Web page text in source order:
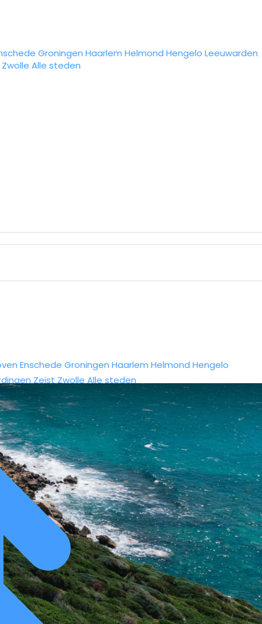
Groningen Haarlem Helmond Hengelo Leeuwarden
Zwolle Alle steden
Enschede Groningen Haarlem Helmond Hengelo
Zeist Zwolle Alle steden